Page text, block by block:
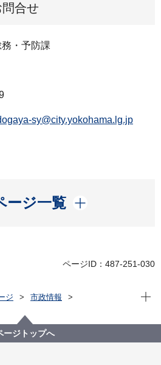
合せ
・予防課
sy@city.yokohama.lg.jp
ージ一覧
開く
ページID：487-251-030
ジ
市政情報
消火器具合同訓練会を実施しま
現在
ージトップへ